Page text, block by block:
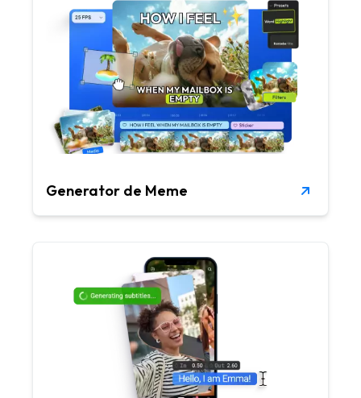
Generator de Meme